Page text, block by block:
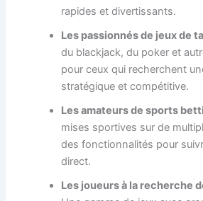
rapides et divertissants.
Les passionnés de jeux de
du blackjack, du poker et
pour ceux qui recherchent
stratégique et compétitive.
Les amateurs de sports
mises sportives sur de
des fonctionnalités pour
direct.
Les joueurs à la recherche